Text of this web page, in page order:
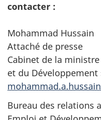
contacter :
Mohammad Hussain
Attaché de presse
Cabinet de la
et du Développement
Bureau des relations